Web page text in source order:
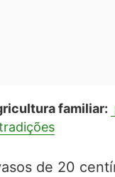
familiar:
de 20